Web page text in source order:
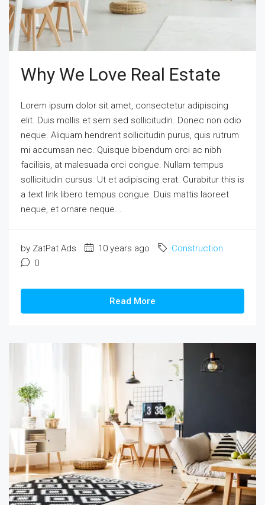
Why We Love Real Estate
Lorem ipsum dolor sit amet, consectetur adipiscing
elit. Duis mollis et sem sed sollicitudin. Donec non odio
neque. Aliquam hendrerit sollicitudin purus, quis rutrum
mi accumsan nec. Quisque bibendum orci ac nibh
facilisis, at malesuada orci congue. Nullam tempus
sollicitudin cursus. Ut et adipiscing erat. Curabitur this is
a text link libero tempus congue. Duis mattis laoreet
neque, et ornare neque...
by ZatPat Ads 10 years ago
Construction
0
Read More